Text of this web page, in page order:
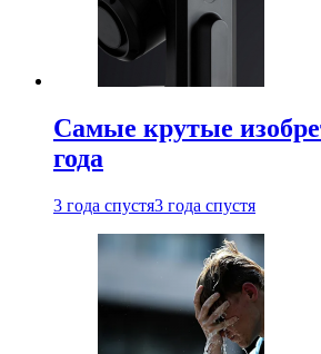
Самые крутые
года
3 года спустя3 года спустя